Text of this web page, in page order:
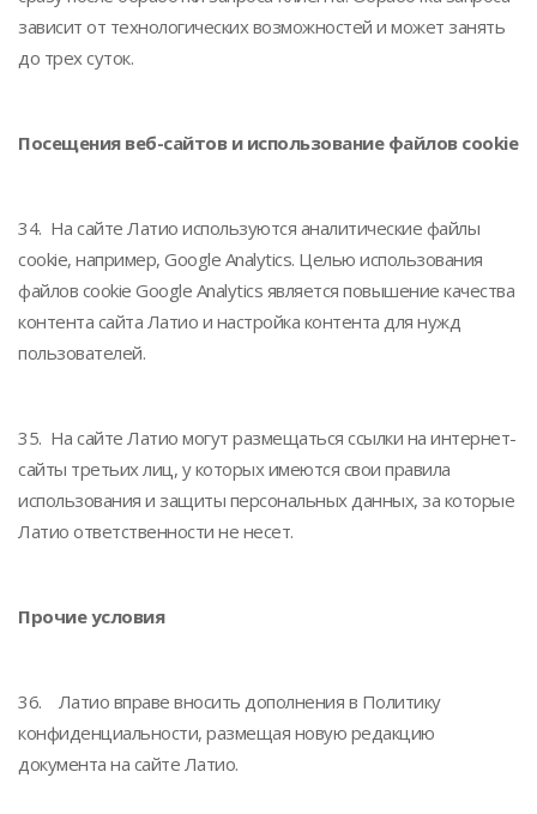
зависит от технологических возможностей и может занять
до трех суток.
Посещения веб-сайтов и использование файлов cookie
34. На сайте Латио используются аналитические файлы
cookie, например, Google Analytics. Целью использования
файлов cookie Google Analytics является повышение качества
контента сайта Латио и настройка контента для нужд
пользователей.
35. На сайте Латио могут размещаться ссылки на интернет-
сайты третьих лиц, у которых имеются свои правила
использования и защиты персональных данных, за которые
Латио ответственности не несет.
Прочие условия
36. Латио вправе вносить дополнения в Политику
конфиденциальности, размещая новую редакцию
документа на сайте Латио.